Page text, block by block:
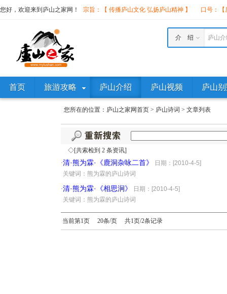
您好，欢迎来到庐山之家网！ 宗旨：【 传播庐山文化 弘扬庐山精神 】 口号：
庐山
介 绍
首页 旅游攻略 庐山介绍 庐山视频 庐山
您所在的位置： 庐山之家网首页 > 庐山诗词 > 文章列表
◇[共索检到 2 条资讯]
·清·熊为霖·《鹿洞杂咏二首》
日期：[2010-4-5]
关键词：熊为霖的庐山诗词
·清·熊为霖·《相思涧》
日期：[2010-4-5]
关键词：熊为霖的庐山诗词
当前第1页 20条/页 共1页/2条记录